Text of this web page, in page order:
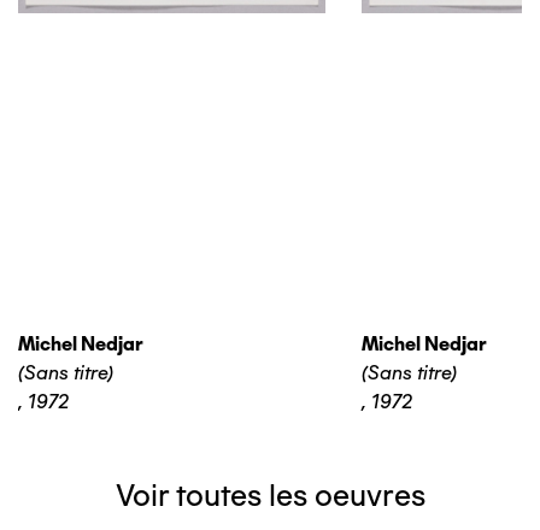
Michel Nedjar
(Sans titre)
, 1972
Michel Nedjar
(Sans titre)
, 1972
Voir toutes les oeuvres